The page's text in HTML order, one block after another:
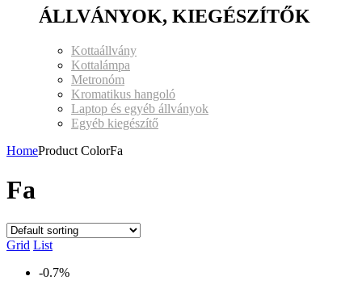
ÁLLVÁNYOK, KIEGÉSZÍTŐK
Kottaállvány
Kottalámpa
Metronóm
Kromatikus hangoló
Laptop és egyéb állványok
Egyéb kiegészítő
HomeProduct ColorFa
Fa
Grid List
-0.7%